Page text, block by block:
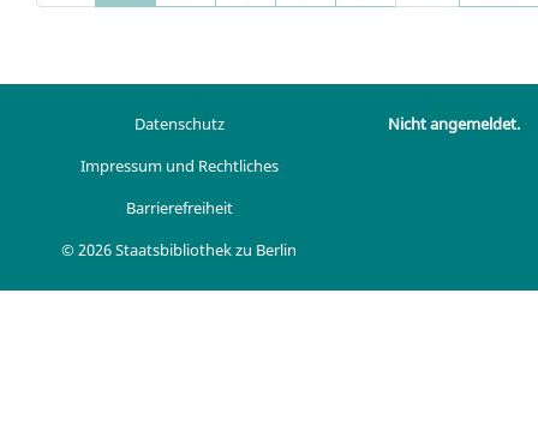
Datenschutz
Impressum und Rechtliches
Barrierefreiheit
© 2026 Staatsbibliothek zu Berlin
Nicht angemeldet.